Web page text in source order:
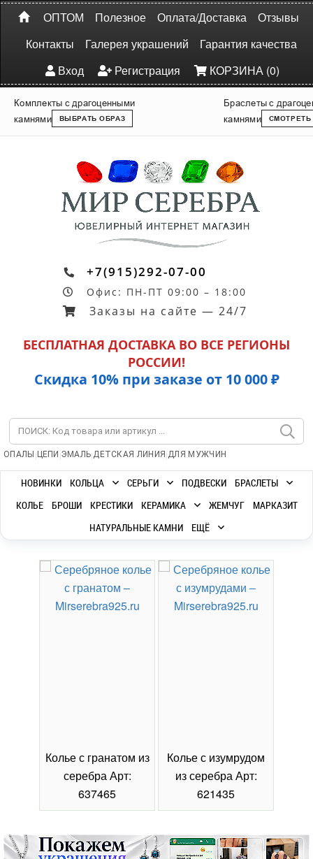
ОПТОМ Полезное Оплата/Доставка
Отзывы
Контакты
Галерея украшений
Гарантия качества
Вход
Регистрация КОРЗИНА (0)
Комплекты с драгоценными
камнями
ВЫБРАТЬ ОБРАЗ
Браслеты с
камнями
СМОТРЕТЬ
+7(915)292-07-00
Офис: ПН-ПТ 09:00 – 18:00
Заказы на сайте — 24/7
БЕСПЛАТНАЯ ДОСТАВКА ВО ВСЕ РЕГИОНЫ
РОССИИ!
Скидка 10% при заказе от 10 000 ₽
ОПАЛЫ | ЦЕПИ |ЭМАЛЬ|ДЕТСКАЯ ЛИНИЯ |ДЛЯ МУЖЧИН
НОВИНКИ КОЛЬЦА СЕРЬГИ ПОДВЕСКИ
БРАСЛЕТЫ
КОЛЬЕ
БРОШИ КРЕСТИКИ КЕРАМИКА ЖЕМЧУГ
МАРКАЗИТ
НАТУРАЛЬНЫЕ КАМНИ
ЕЩЁ
Колье с гранатом из
серебра Арт:
637465
Колье с изумрудом
из серебра Арт:
621435